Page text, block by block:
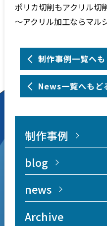
ポリカ切削もアクリル切
～アクリル加工ならマル
制作事例一覧へも
News一覧へもど
制作事例
blog
news
Archive